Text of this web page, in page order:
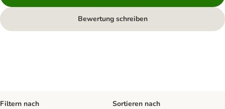
Bewertung schreiben
Filtern nach Sortieren nach